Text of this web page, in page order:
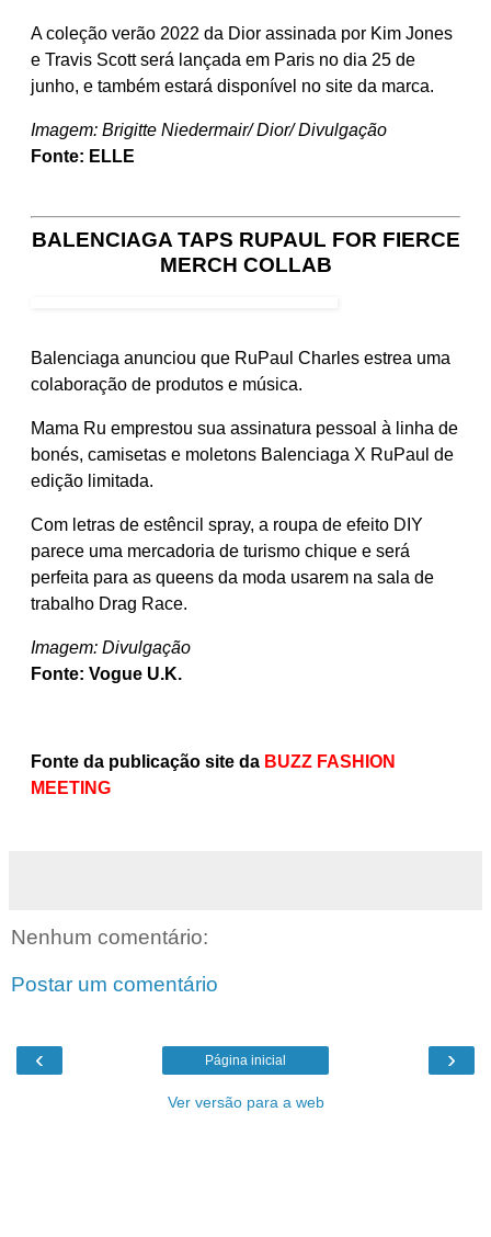
A coleção verão 2022 da Dior assinada por Kim Jones
e Travis Scott será lançada em Paris no dia 25 de
junho, e também estará disponível no site da marca.
Imagem: Brigitte Niedermair/ Dior/ Divulgação
Fonte: ELLE
BALENCIAGA TAPS RUPAUL FOR FIERCE
MERCH COLLAB
Balenciaga anunciou que RuPaul Charles estrea uma
colaboração de produtos e música.
Mama Ru emprestou sua assinatura pessoal à linha de
bonés, camisetas e moletons Balenciaga X RuPaul de
edição limitada.
Com letras de estêncil spray, a roupa de efeito DIY
parece uma mercadoria de turismo chique e será
perfeita para as queens da moda usarem na sala de
trabalho Drag Race.
Imagem: Divulgação
Fonte: Vogue U.K.
Fonte da publicação site da BUZZ FASHION
MEETING
Nenhum comentário:
Postar um comentário
‹ ›
Página inicial
Ver versão para a web